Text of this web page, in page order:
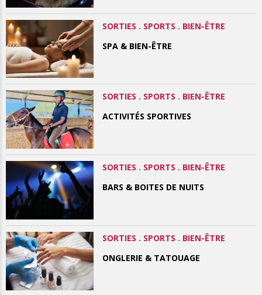
SORTIES . SPORTS . BIEN-ÊTRE
SPA & BIEN-ÊTRE
SORTIES . SPORTS . BIEN-ÊTRE
ACTIVITÉS SPORTIVES
SORTIES . SPORTS . BIEN-ÊTRE
BARS & BOITES DE NUITS
SORTIES . SPORTS . BIEN-ÊTRE
ONGLERIE & TATOUAGE